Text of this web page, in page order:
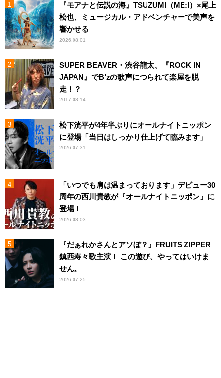
『モアナと伝説の海』TSUZUMI（ME:I）×尾上
松也、ミュージカル・アドベンチャーで美声を
響かせる
2026.08.01
SUPER BEAVER・渋谷龍太、『ROCK IN
JAPAN』でB’zの歌声につられて楽屋を脱
走！？
2017.08.14
松下洸平が4年半ぶりにオールナイトニッポン
に登場「当日はしっかり仕上げて臨みます」
2026.07.31
「いつでも肩は温まっております」デビュー30
周年の西川貴教が『オールナイトニッポン』に
登場！
2026.08.03
『だぁれかさんとアソぼ？』FRUITS ZIPPER
鎮西寿々歌主演！ この遊び、やってはいけま
せん。
2026.07.25